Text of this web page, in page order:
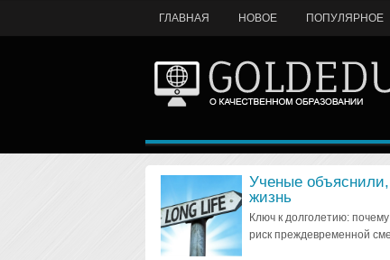
ГЛАВНАЯ НОВОЕ ПОПУЛЯРНОЕ
Ученые объяснили,
жизнь
Ключ к долголетию:
риск преждевременной